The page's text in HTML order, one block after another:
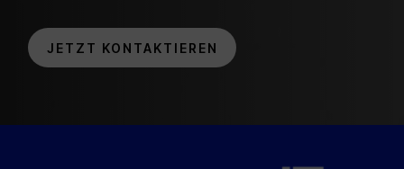
JETZT KONTAKTIEREN